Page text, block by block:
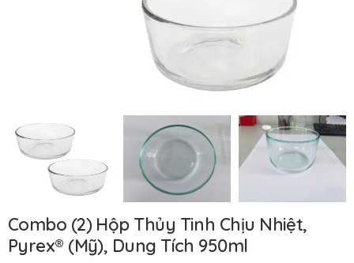
Combo (2) Hộp Thủy Tinh Chịu Nhiệt,
Pyrex® (Mỹ), Dung Tích 950ml